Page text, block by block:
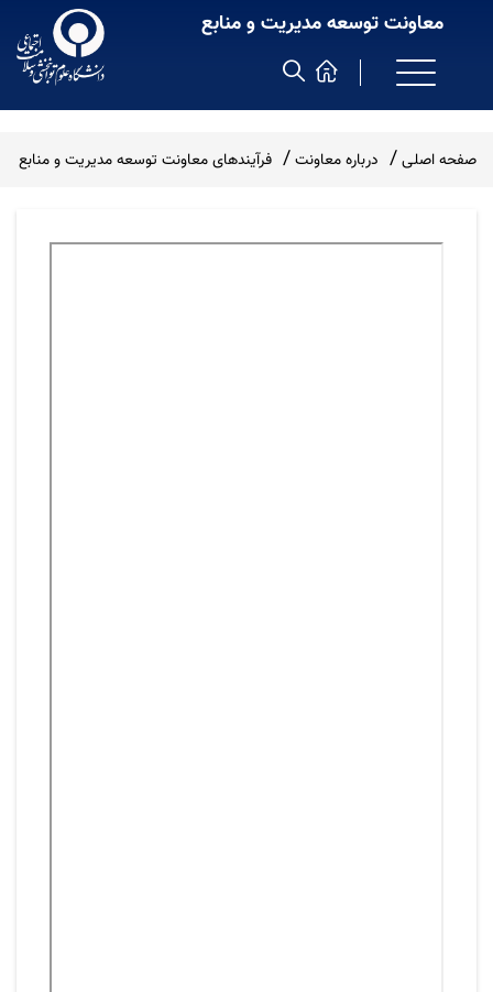
معاونت توسعه مدیریت و منابع
صفحه اصلی درباره معاونت فرآیندهای معاونت توسعه مدیریت و منابع